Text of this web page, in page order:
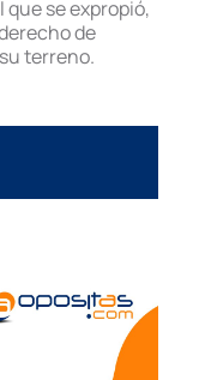
se expropió,
de
terreno.